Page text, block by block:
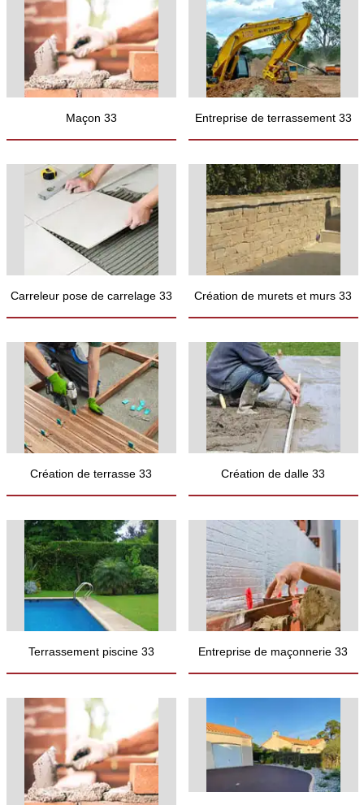
Maçon 33 Entreprise de terrassement 33
Carreleur pose de carrelage 33 Création de murets et murs 33
Création de terrasse 33 Création de dalle 33
Terrassement piscine 33 Entreprise de maçonnerie 33